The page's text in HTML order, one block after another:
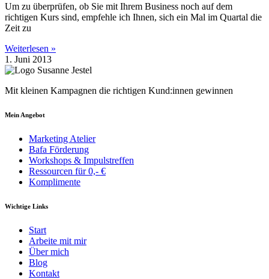
Um zu überprüfen, ob Sie mit Ihrem Business noch auf dem
richtigen Kurs sind, empfehle ich Ihnen, sich ein Mal im Quartal die
Zeit zu
Weiterlesen »
1. Juni 2013
Mit kleinen Kampagnen die richtigen Kund:innen gewinnen
Mein Angebot
Marketing Atelier
Bafa Förderung
Workshops & Impulstreffen
Ressourcen für 0,- €
Komplimente
Wichtige Links
Start
Arbeite mit mir
Über mich
Blog
Kontakt